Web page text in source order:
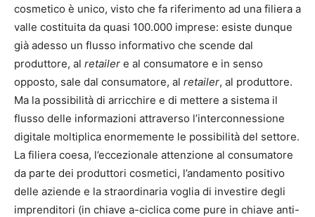
cosmetico è unico, visto che fa riferimento ad una filiera a
valle costituita da quasi 100.000 imprese: esiste dunque
già adesso un flusso informativo che scende dal
produttore, al retailer e al consumatore e in senso
opposto, sale dal consumatore, al retailer, al produttore.
Ma la possibilità di arricchire e di mettere a sistema il
flusso delle informazioni attraverso l’interconnessione
digitale moltiplica enormemente le possibilità del settore.
La filiera coesa, l’eccezionale attenzione al consumatore
da parte dei produttori cosmetici, l’andamento positivo
delle aziende e la straordinaria voglia di investire degli
imprenditori (in chiave a-ciclica come pure in chiave anti-